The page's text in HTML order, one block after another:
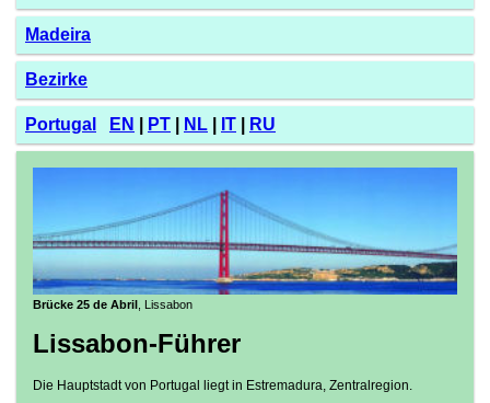
Madeira
Bezirke
Portugal EN PT NL IT RU
Brücke 25 de Abril , Lissabon
Lissabon-Führer
Die Hauptstadt von Portugal liegt in Estremadura, Zentralregion.